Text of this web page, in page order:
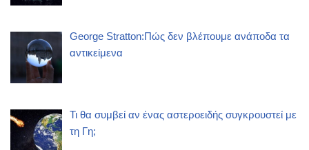
George Stratton:Πώς δεν βλέπουμε ανάποδα τα
αντικείμενα
Τι θα συμβεί αν ένας αστεροειδής συγκρουστεί με
τη Γη;